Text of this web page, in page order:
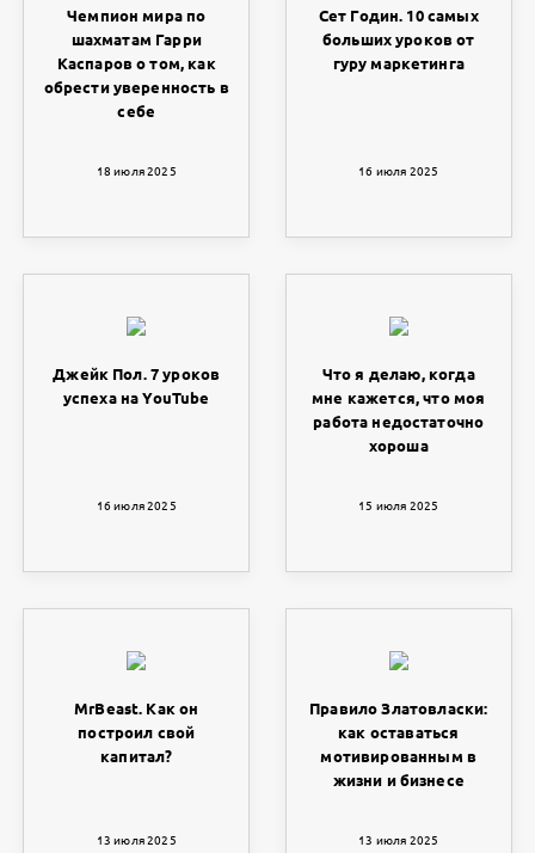
Чемпион мира по
шахматам Гарри
Каспаров о том, как
обрести уверенность в
себе
18 июля 2025
Сет Годин. 10 самых
больших уроков от
гуру маркетинга
16 июля 2025
Джейк Пол. 7 уроков
успеха на YouTube
16 июля 2025
Что я делаю, когда
мне кажется, что моя
работа недостаточно
хороша
15 июля 2025
MrBeast. Как он
построил свой
капитал?
13 июля 2025
Правило Златовласки:
как оставаться
мотивированным в
жизни и бизнесе
13 июля 2025